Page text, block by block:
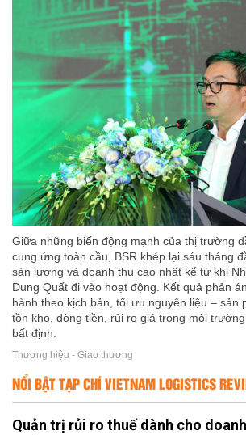
Giữa những biến động mạnh của thị trường
cung ứng toàn cầu, BSR khép lại sáu tháng
sản lượng và doanh thu cao nhất kể từ khi
Dung Quất đi vào hoạt động. Kết quả phản
hành theo kịch bản, tối ưu nguyên liệu – sản
tồn kho, dòng tiền, rủi ro giá trong môi
bất định.
Thương hiệu - Giao thương
NỔI BẬT TẠP CHÍ VIETNAM LOGISTICS
Quản trị rủi ro thuế dành cho